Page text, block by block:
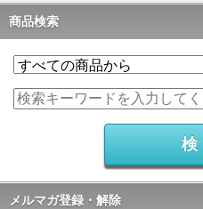
商品検索
メルマガ登録・解除